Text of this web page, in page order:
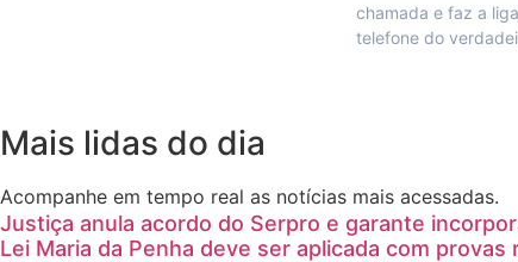
chamada e faz a
telefone do
Mais lidas do dia
Acompanhe em tempo real as notícias mais acessadas.
Justiça anula acordo do Serpro e garante
Lei Maria da Penha deve ser aplicada com provas